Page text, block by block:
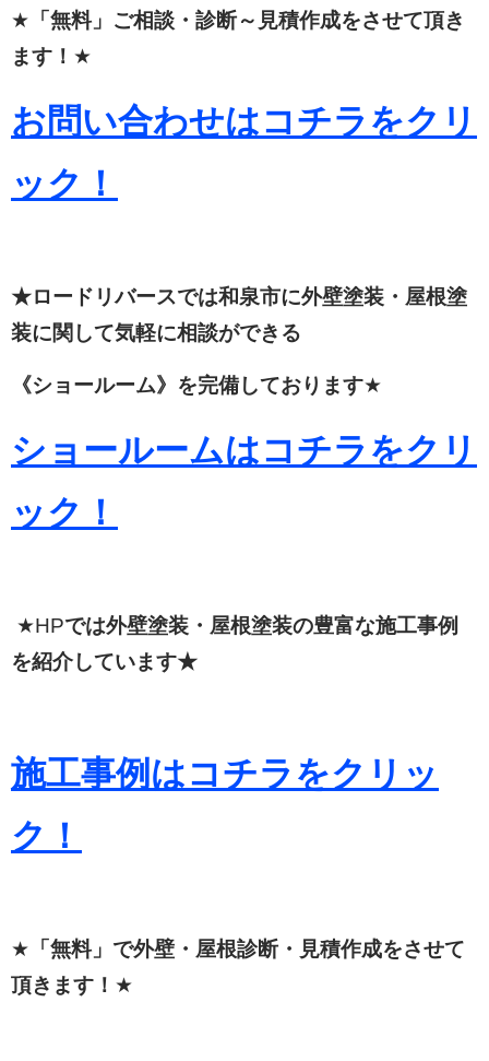
★ 「無料」ご相談・診断～見積作成をさせて頂き
ます！ ★
お問い合わせはコチラをクリ
ック！
★ロードリバースでは和泉市に外壁塗装・屋根塗
装に関して気軽に相談ができる
《ショールーム》を完備しております★
ショールームはコチラをクリ
ック！
★HPでは外壁塗装・屋根塗装の豊富な施工事例
を紹介しています★
施工事例はコチラをクリッ
ク！
★ 「無料」で外壁・屋根診断・見積作成をさせて
頂きます！ ★